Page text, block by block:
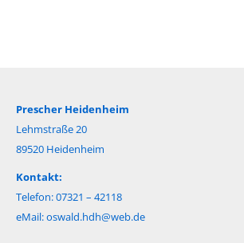
Prescher Heidenheim
Lehmstraße 20
89520 Heidenheim
Kontakt:
Telefon: 07321 – 42118
eMail:oswald.hdh@web.de